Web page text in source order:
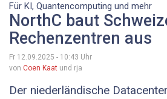
Für KI, Quantencomputing und mehr
NorthC baut
Rechenzentren aus
Fr 12.09.2025 - 10:43 Uhr
von Coen Kaat und rja
Der niederländische